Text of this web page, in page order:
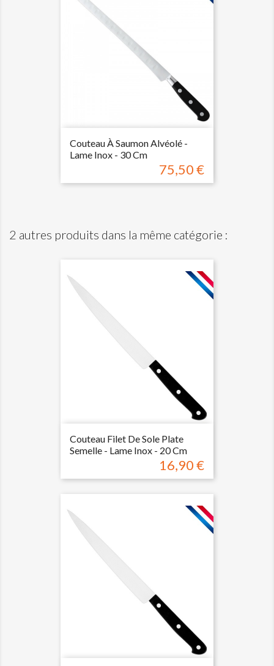
Couteau À Saumon Alvéolé -
Lame Inox - 30 Cm
Prix
75,50 €
2 autres produits dans la même catégorie :
Couteau Filet De Sole Plate
Semelle - Lame Inox - 20 Cm
Prix
16,90 €